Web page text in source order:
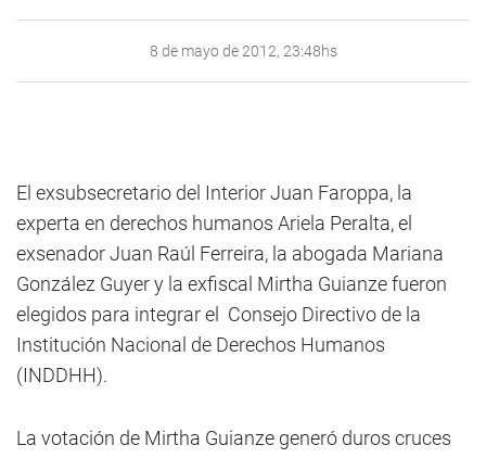
8 de mayo de 2012, 23:48hs
El exsubsecretario del Interior Juan Faroppa, la
experta en derechos humanos Ariela Peralta, el
exsenador Juan Raúl Ferreira, la abogada Mariana
González Guyer y la exfiscal Mirtha Guianze fueron
elegidos para integrar el Consejo Directivo de la
Institución Nacional de Derechos Humanos
(INDDHH).
La votación de Mirtha Guianze generó duros cruces